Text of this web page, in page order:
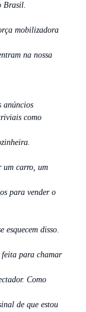
Brasil.
mobilizadora
na nossa
anúncios
como
um carro, um
para vender o
esquecem disso.
feita para chamar
Como
de que estou